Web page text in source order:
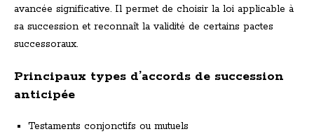
avancée significative. Il permet de choisir la loi applicable à
sa succession et reconnaît la validité de certains pactes
successoraux.
Principaux types d’accords de succession
anticipée
Testaments conjonctifs ou mutuels